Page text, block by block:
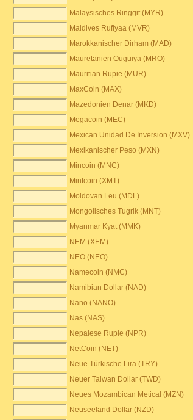
Malaysisches Ringgit (MYR)
Maldives Rufiyaa (MVR)
Marokkanischer Dirham (MAD)
Mauretanien Ouguiya (MRO)
Mauritian Rupie (MUR)
MaxCoin (MAX)
Mazedonien Denar (MKD)
Megacoin (MEC)
Mexican Unidad De Inversion (MXV)
Mexikanischer Peso (MXN)
Mincoin (MNC)
Mintcoin (XMT)
Moldovan Leu (MDL)
Mongolisches Tugrik (MNT)
Myanmar Kyat (MMK)
NEM (XEM)
NEO (NEO)
Namecoin (NMC)
Namibian Dollar (NAD)
Nano (NANO)
Nas (NAS)
Nepalese Rupie (NPR)
NetCoin (NET)
Neue Türkische Lira (TRY)
Neuer Taiwan Dollar (TWD)
Neues Mozambican Metical (MZN)
Neuseeland Dollar (NZD)